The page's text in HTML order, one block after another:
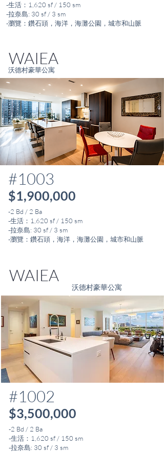
-生活：1,620 sf / 150 sm
-拉奈島: 30 sf / 3 sm
-瀏覽：鑽石頭，海洋，海灘公園，城市和山脈
WAIEA
沃德村豪華公寓
#1003
$1,900,000
-2 Bd / 2 Ba
-生活：1,620 sf / 150 sm
-拉奈島: 30 sf / 3 sm
-瀏覽：鑽石頭，海洋，海灘公園，城市和山脈
WAIEA
沃德村豪華公寓
#1002
$3,500,000
-2 Bd / 2 Ba
-生活：1,620 sf / 150 sm
-拉奈島: 30 sf / 3 sm